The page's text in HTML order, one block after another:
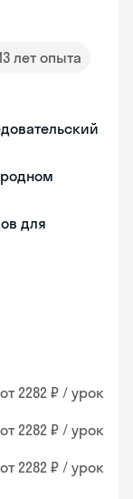
лет опыта
для
от 2282 ₽ / урок
от 2282 ₽ / урок
от 2282 ₽ / урок